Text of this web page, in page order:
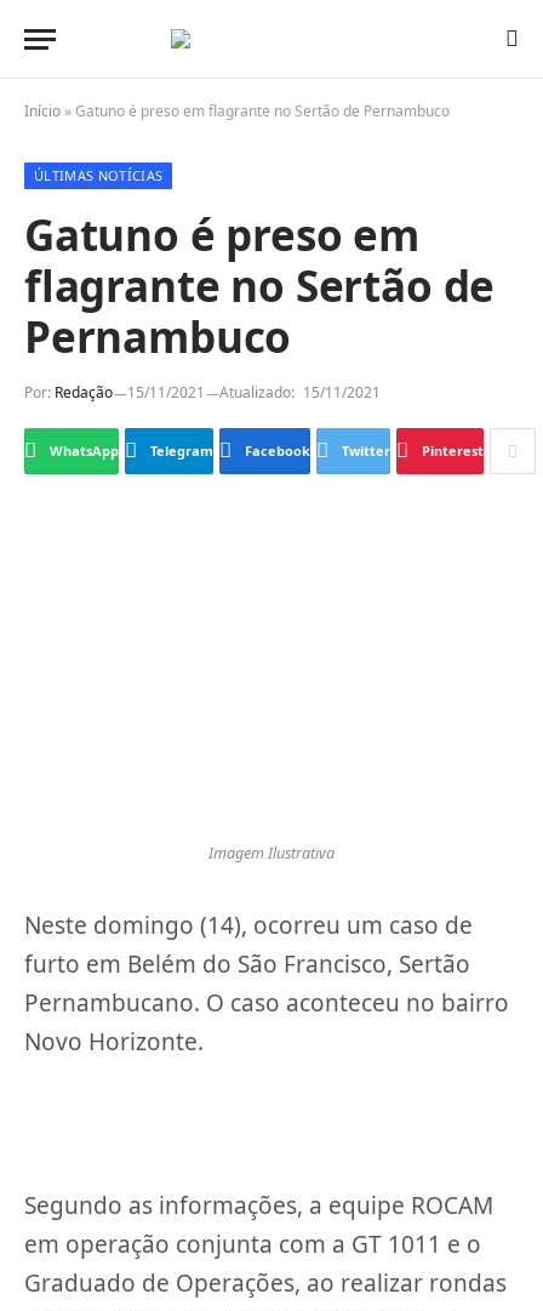
Início »Gatuno é preso em flagrante no Sertão de Pernambuco
ÚLTIMAS NOTÍCIAS
Gatuno é preso em
flagrante no Sertão de
Pernambuco
Por: Redação 15/11/2021 Atualizado: 15/11/2021
WhatsApp Telegram Facebook Twitter Pinterest
Imagem Ilustrativa
Neste domingo (14), ocorreu um caso de
furto em Belém do São Francisco, Sertão
Pernambucano. O caso aconteceu no bairro
Novo Horizonte.
Segundo as informações, a equipe ROCAM
em operação conjunta com a GT 1011 e o
Graduado de Operações, ao realizar rondas